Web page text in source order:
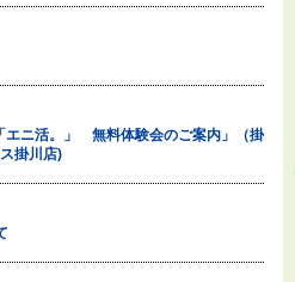
エニ活。」 無料体験会のご案内」（掛
掛川店)